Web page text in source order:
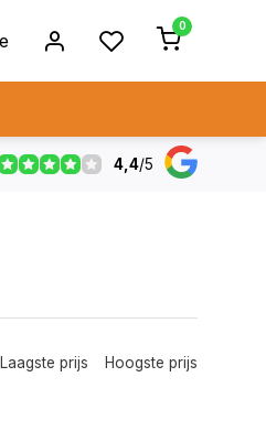
0
De voorraad die
4,4/5
Laagste prijs Hoogste prijs